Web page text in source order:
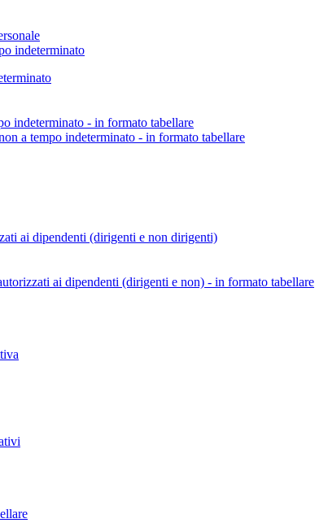
indeterminato
indeterminato - in formato tabellare
a tempo indeterminato - in formato tabellare
ai dipendenti (dirigenti e non dirigenti)
ai dipendenti (dirigenti e non) - in formato tabellare